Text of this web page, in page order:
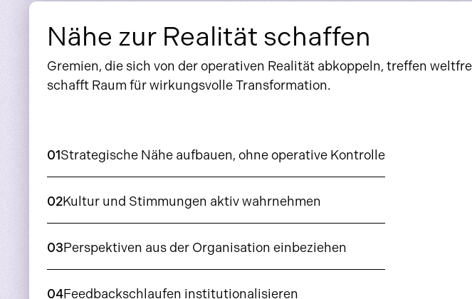
Nähe zur Realität schaffen
Gremien, die sich von der operativen Realität abkoppeln, treffen
schafft Raum für wirkungsvolle Transformation.
01Strategische Nähe aufbauen, ohne operative Kontrolle
02Kultur und Stimmungen aktiv wahrnehmen
03Perspektiven aus der Organisation einbeziehen
04Feedbackschlaufen institutionalisieren